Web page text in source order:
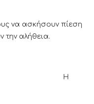
να ασκήσουν πίεση
την αλήθεια.